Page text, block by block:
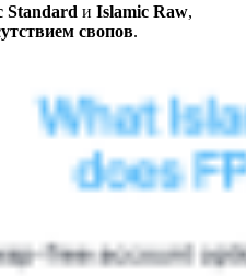
Standard и Islamic Raw,
свопов.